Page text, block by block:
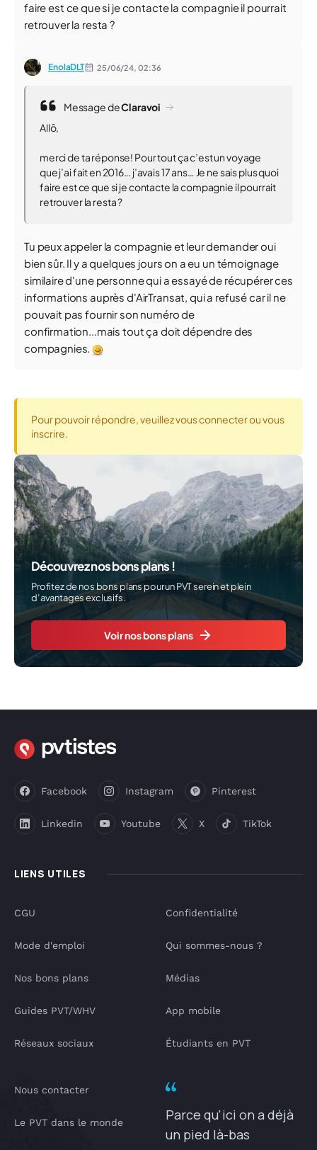
faire est ce que si je contacte la compagnie il pourrait
retrouver la resta ?
EnolaDLT 25/06/24, 02:36
Message deClaravoi
Allô,
merci de ta réponse! Pour tout ça c’est un voyage
que j’ai fait en 2016… j’avais 17 ans… Je ne sais plus quoi
faire est ce que si je contacte la compagnie il pourrait
retrouver la resta ?
Tu peux appeler la compagnie et leur demander oui
bien sûr. Il y a quelques jours on a eu un témoignage
similaire d'une personne qui a essayé de récupérer ces
informations auprès d'AirTransat, qui a refusé car il ne
pouvait pas fournir son numéro de
confirmation...mais tout ça doit dépendre des
compagnies.
Pour pouvoir répondre, veuillez vous connecter ou vous
inscrire.
Découvrez nos bons plans !
Profitez de nos bons plans pour un PVT serein et plein
d’avantages exclusifs.
Voir nos bons plans
LIENS UTILES
Facebook Instagram Pinterest
Linkedin Youtube X TikTok
CGU
Mode d'emploi
Nos bons plans
Guides PVT/WHV
Réseaux sociaux
Confidentialité
Qui sommes-nous ?
Médias
App mobile
Étudiants en PVT
Nous contacter
Le PVT dans le monde
Parce qu'ici on a déjà
un pied là-bas